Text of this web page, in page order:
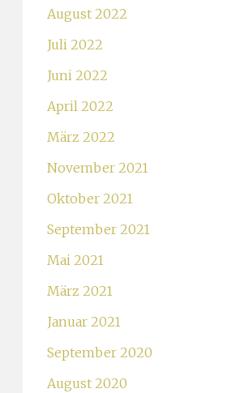
August 2022
Juli 2022
Juni 2022
April 2022
März 2022
November 2021
Oktober 2021
September 2021
Mai 2021
März 2021
Januar 2021
September 2020
August 2020